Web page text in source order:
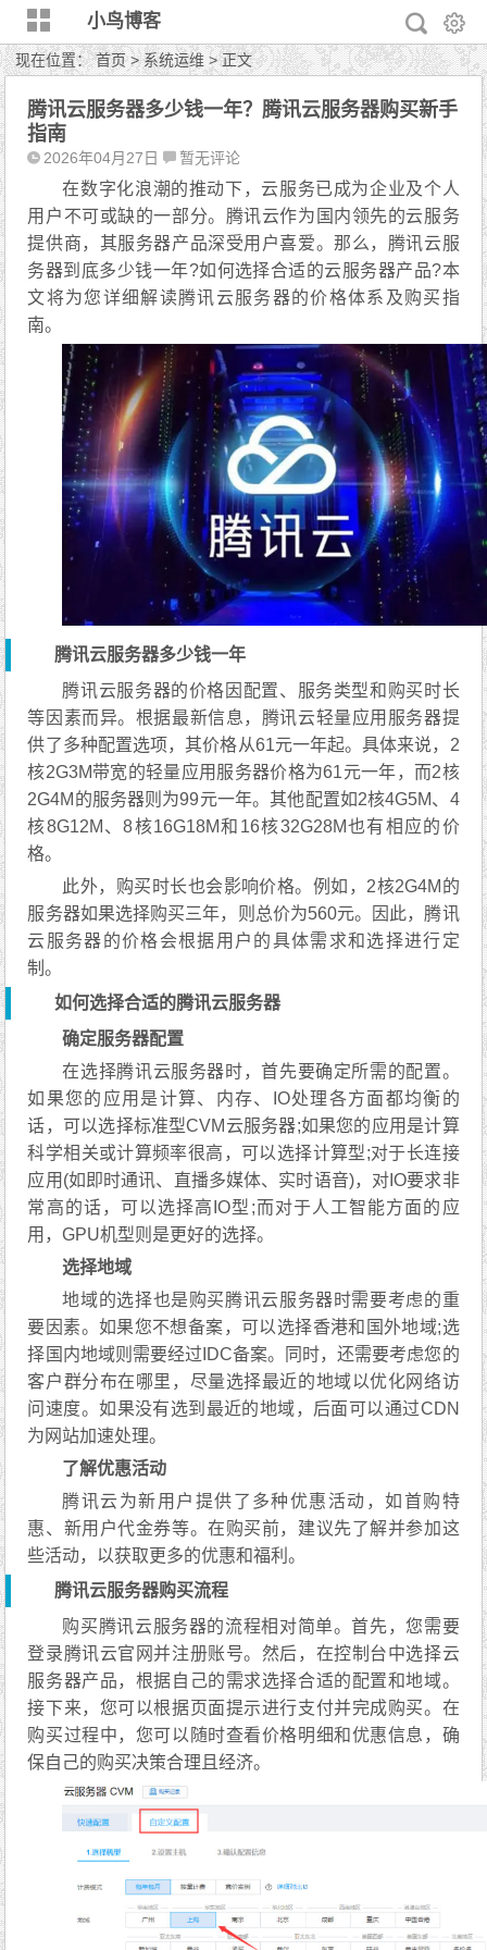
小鸟博客
现在位置：首页>系统运维> 正文
腾讯云服务器多少钱一年？腾讯云服务器购买新手
指南
2026年04月27日 暂无评论
在数字化浪潮的推动下，云服务已成为企业及个人
用户不可或缺的一部分。腾讯云作为国内领先的云服务
提供商，其服务器产品深受用户喜爱。那么，腾讯云服
务器到底多少钱一年?如何选择合适的云服务器产品?本
文将为您详细解读腾讯云服务器的价格体系及购买指
南。
腾讯云服务器多少钱一年
腾讯云服务器的价格因配置、服务类型和购买时长
等因素而异。根据最新信息，腾讯云轻量应用服务器提
供了多种配置选项，其价格从61元一年起。具体来说，2
核2G3M带宽的轻量应用服务器价格为61元一年，而2核
2G4M的服务器则为99元一年。其他配置如2核4G5M、4
核8G12M、8核16G18M和16核32G28M也有相应的价
格。
此外，购买时长也会影响价格。例如，2核2G4M的
服务器如果选择购买三年，则总价为560元。因此，腾讯
云服务器的价格会根据用户的具体需求和选择进行定
制。
如何选择合适的腾讯云服务器
确定服务器配置
在选择腾讯云服务器时，首先要确定所需的配置。
如果您的应用是计算、内存、IO处理各方面都均衡的
话，可以选择标准型CVM云服务器;如果您的应用是计算
科学相关或计算频率很高，可以选择计算型;对于长连接
应用(如即时通讯、直播多媒体、实时语音)，对IO要求非
常高的话，可以选择高IO型;而对于人工智能方面的应
用，GPU机型则是更好的选择。
选择地域
地域的选择也是购买腾讯云服务器时需要考虑的重
要因素。如果您不想备案，可以选择香港和国外地域;选
择国内地域则需要经过IDC备案。同时，还需要考虑您的
客户群分布在哪里，尽量选择最近的地域以优化网络访
问速度。如果没有选到最近的地域，后面可以通过CDN
为网站加速处理。
了解优惠活动
腾讯云为新用户提供了多种优惠活动，如首购特
惠、新用户代金券等。在购买前，建议先了解并参加这
些活动，以获取更多的优惠和福利。
腾讯云服务器购买流程
购买腾讯云服务器的流程相对简单。首先，您需要
登录腾讯云官网并注册账号。然后，在控制台中选择云
服务器产品，根据自己的需求选择合适的配置和地域。
接下来，您可以根据页面提示进行支付并完成购买。在
购买过程中，您可以随时查看价格明细和优惠信息，确
保自己的购买决策合理且经济。